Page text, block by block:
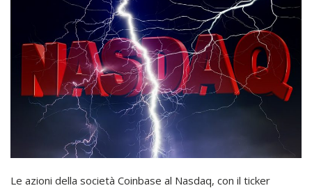
Le azioni della società Coinbase al Nasdaq, con il ticker